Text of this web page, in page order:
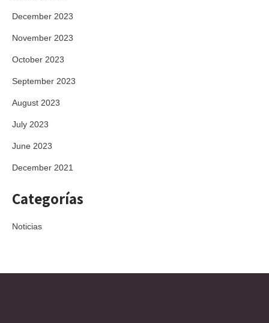
December 2023
November 2023
October 2023
September 2023
August 2023
July 2023
June 2023
December 2021
Categorías
Noticias